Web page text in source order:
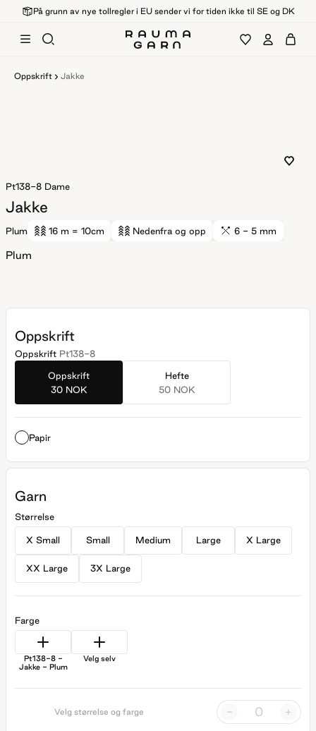
På grunn av nye tollregler i EU sender vi for tiden ikke til SE og DK
Oppskrift Jakke
Pt138-8 Dame
Jakke
Plum 16 m = 10cm Nedenfra og opp 6 - 5 mm
Plum
Oppskrift
Oppskrift Pt138-8
Oppskrift
30 NOK
Hefte
50 NOK
Papir
Garn
Størrelse
X Small Small Medium Large X Large
XX Large 3X Large
Farge
Pt138-8 -
Jakke - Plum
Velg selv
Velg størrelse og farge - +